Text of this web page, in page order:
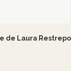
de Laura Restrepo